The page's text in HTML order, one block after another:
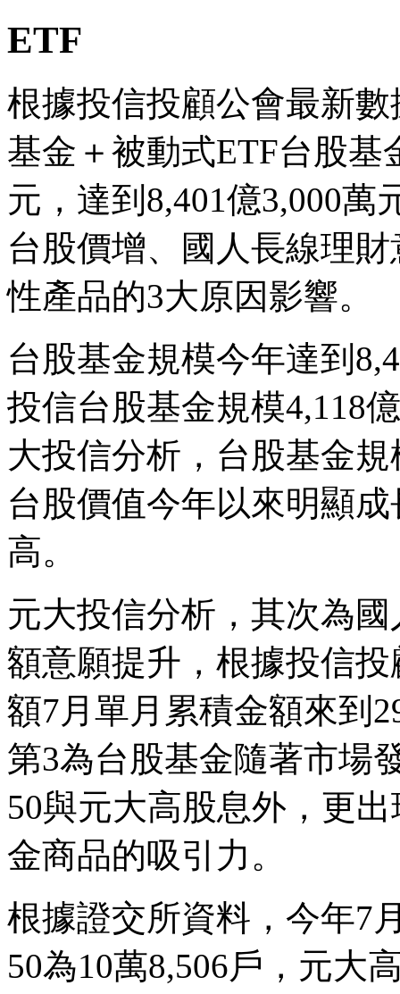
ETF
根據投信投顧公會最新
基金＋被動式ETF台股基
元，達到8,401億3,000
台股價增、國人長線理
性產品的3大原因影響。
台股基金規模今年達到
投信台股基金規模4,118
大投信分析，台股基金
台股價值今年以來明顯
高。
元大投信分析，其次為
額意願提升，根據投信
額7月單月累積金額來到
第3為台股基金隨著市場
50與元大高股息外，更
金商品的吸引力。
根據證交所資料，今年7
50為10萬8,506戶，元大